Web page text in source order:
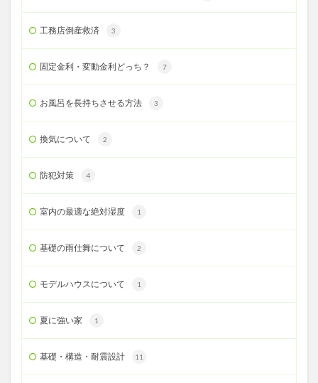
工務店倒産救済 3
固定金利・変動金利どっち？ 7
お風呂を長持ちさせる方法 3
換気について 2
防犯対策 4
室内の最適な絶対湿度 1
基礎の雨仕舞について 2
モデルハウスについて 1
夏に強い家 1
基礎・構造・耐震設計 11